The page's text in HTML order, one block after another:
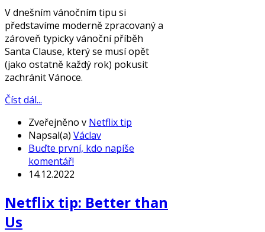
V dnešním vánočním tipu si
představíme moderně zpracovaný a
zároveň typicky vánoční příběh
Santa Clause, který se musí opět
(jako ostatně každý rok) pokusit
zachránit Vánoce.
Číst dál...
Zveřejněno v Netflix tip
Napsal(a) Václav
Buďte první, kdo napíše
komentář!
14.12.2022
Netflix tip: Better than
Us